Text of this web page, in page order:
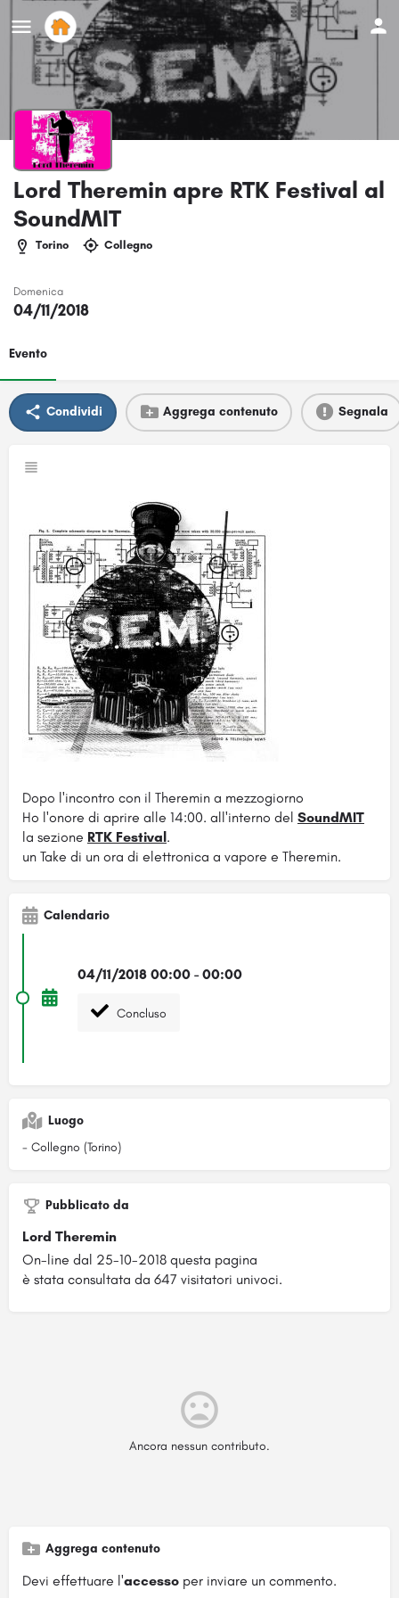
Lord Theremin apre RTK Festival al
SoundMIT
Torino Collegno
Domenica
04/11/2018
Evento
Condividi Aggrega contenuto Segnala
Dopo l'incontro con il Theremin a mezzogiorno
Ho l'onore di aprire alle 14:00. all'interno del SoundMIT
la sezione RTK Festival.
un Take di un ora di elettronica a vapore e Theremin.
Calendario
04/11/2018 00:00 - 00:00
Concluso
Luogo
- Collegno (Torino)
Pubblicato da
Lord Theremin
On-line dal 25-10-2018 questa pagina
è stata consultata da 647 visitatori univoci.
Ancora nessun contributo.
Aggrega contenuto
Devi effettuare l'accesso per inviare un commento.